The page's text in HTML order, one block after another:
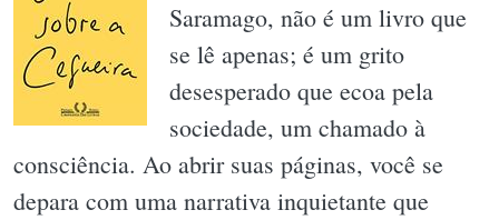
Saramago, não é um livro que
se lê apenas; é um grito
desesperado que ecoa pela
sociedade, um chamado à
consciência. Ao abrir suas páginas, você se
depara com uma narrativa inquietante que